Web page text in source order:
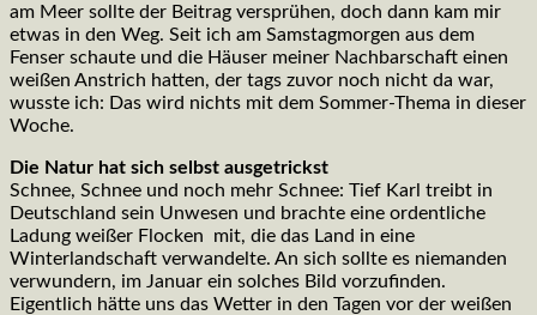
am Meer sollte der Beitrag versprühen, doch dann kam mir
etwas in den Weg. Seit ich am Samstagmorgen aus dem
Fenser schaute und die Häuser meiner Nachbarschaft einen
weißen Anstrich hatten, der tags zuvor noch nicht da war,
wusste ich: Das wird nichts mit dem Sommer-Thema in dieser
Woche.
Die Natur hat sich selbst ausgetrickst
Schnee, Schnee und noch mehr Schnee: Tief Karl treibt in
Deutschland sein Unwesen und brachte eine ordentliche
Ladung weißer Flocken mit, die das Land in eine
Winterlandschaft verwandelte. An sich sollte es niemanden
verwundern, im Januar ein solches Bild vorzufinden.
Eigentlich hätte uns das Wetter in den Tagen vor der weißen